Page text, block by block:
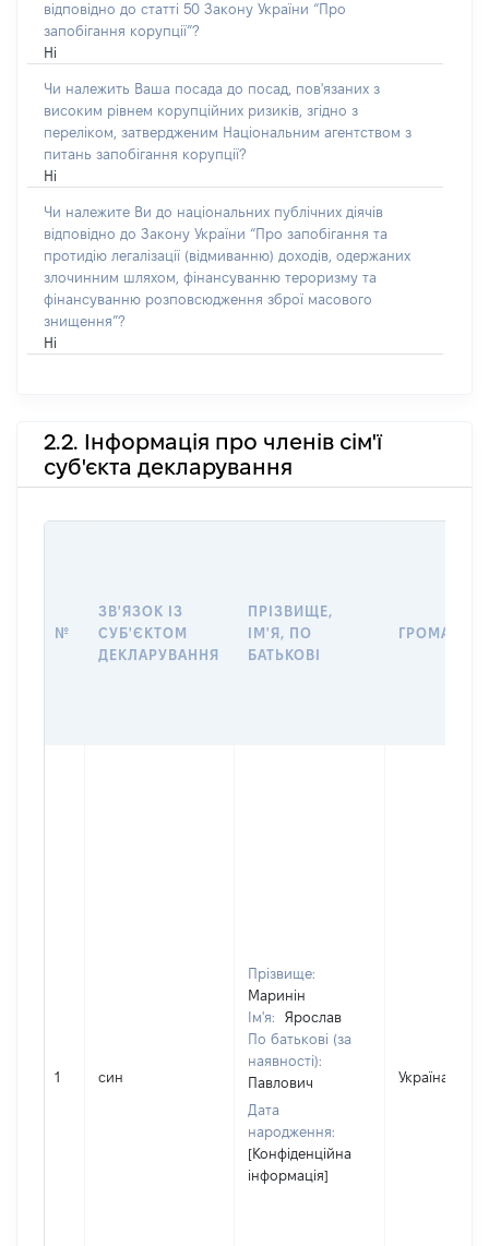
відповідно до статті 50 Закону України “Про
запобігання корупції”?
Ні
Чи належить Ваша посада до посад, пов'язаних з
високим рівнем корупційних ризиків, згідно з
переліком, затвердженим Національним агентством з
питань запобігання корупції?
Ні
Чи належите Ви до національних публічних діячів
відповідно до Закону України “Про запобігання та
протидію легалізації (відмиванню) доходів, одержаних
злочинним шляхом, фінансуванню тероризму та
фінансуванню розповсюдження зброї масового
знищення”?
Ні
2.2. Інформація про членів сім'ї
суб'єкта декларування
№
ЗВ'ЯЗОК ІЗ
СУБ'ЄКТОМ
ДЕКЛАРУВАННЯ
ПРІЗВИЩЕ,
ІМ'Я, ПО
БАТЬКОВІ
1 син
Прізвище:
Маринін
Ім'я:
Ярослав
По батькові (за
наявності):
Павлович
Дата
народження:
[Конфіденційна
інформація]
Україна